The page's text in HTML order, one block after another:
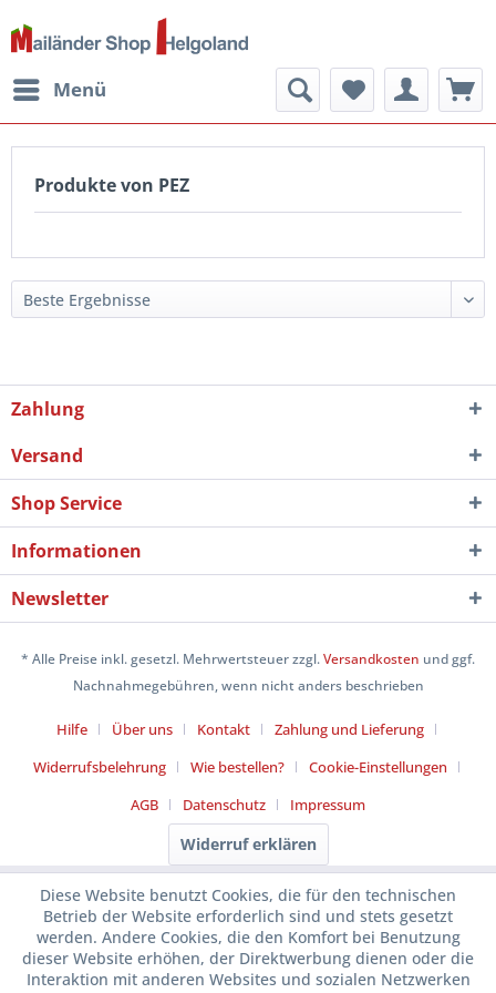
Menü
Produkte von PEZ
Zahlung
Versand
Shop Service
Informationen
Newsletter
* Alle Preise inkl. gesetzl. Mehrwertsteuer zzgl.Versandkosten und ggf.
Nachnahmegebühren, wenn nicht anders beschrieben
Hilfe Über uns Kontakt
Zahlung und Lieferung
Widerrufsbelehrung
Wie bestellen?
Cookie-Einstellungen
AGB
Datenschutz Impressum
Widerruf erklären
Diese Website benutzt Cookies, die für den technischen
Betrieb der Website erforderlich sind und stets gesetzt
werden. Andere Cookies, die den Komfort bei Benutzung
dieser Website erhöhen, der Direktwerbung dienen oder die
Interaktion mit anderen Websites und sozialen Netzwerken